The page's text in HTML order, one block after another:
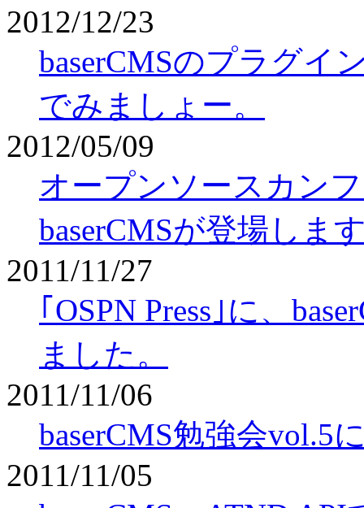
2012/12/23
baserCMSのプラグイ
でみましょー。
2012/05/09
オープンソースカン
baserCMSが登場しま
2011/11/27
｢OSPN Press｣に、
ました。
2011/11/06
baserCMS勉強会vol.5
2011/11/05